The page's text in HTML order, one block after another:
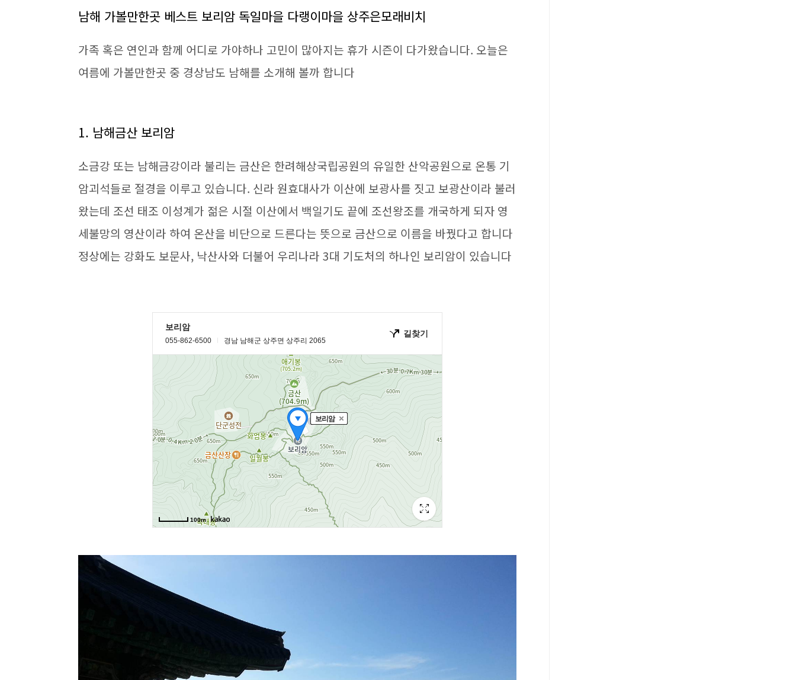
남해 가볼만한곳 베스트 보리암 독일마을 다랭이마을 상주은모래비치
가족 혹은 연인과 함께 어디로 가야하나 고민이 많아지는 휴가 시즌이 다가왔습니다. 오늘은
여름에 가볼만한곳 중 경상남도 남해를 소개해 볼까 합니다
1. 남해금산 보리암
소금강 또는 남해금강이라 불리는 금산은 한려해상국립공원의 유일한 산악공원으로 온통 기
암괴석들로 절경을 이루고 있습니다. 신라 원효대사가 이산에 보광사를 짓고 보광산이라 불러
왔는데 조선 태조 이성계가 젊은 시절 이산에서 백일기도 끝에 조선왕조를 개국하게 되자 영
세불망의 영산이라 하여 온산을 비단으로 드른다는 뜻으로 금산으로 이름을 바꿨다고 합니다
정상에는 강화도 보문사, 낙산사와 더불어 우리나라 3대 기도처의 하나인 보리암이 있습니다